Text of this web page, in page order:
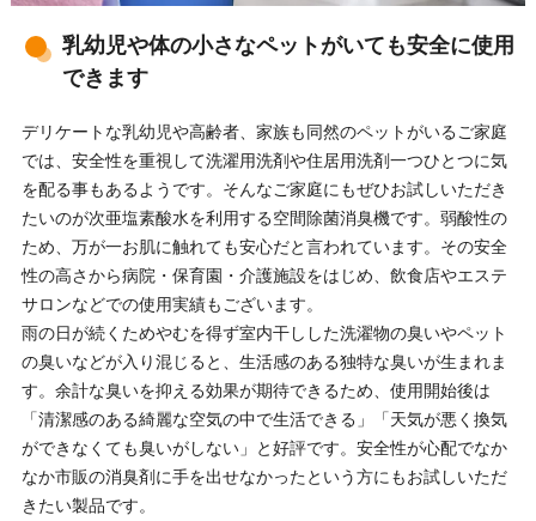
乳幼児や体の小さなペットがいても安全に使用
できます
デリケートな乳幼児や高齢者、家族も同然のペットがいるご家庭
では、安全性を重視して洗濯用洗剤や住居用洗剤一つひとつに気
を配る事もあるようです。そんなご家庭にもぜひお試しいただき
たいのが次亜塩素酸水を利用する空間除菌消臭機です。弱酸性の
ため、万が一お肌に触れても安心だと言われています。その安全
性の高さから病院・保育園・介護施設をはじめ、飲食店やエステ
サロンなどでの使用実績もございます。
雨の日が続くためやむを得ず室内干しした洗濯物の臭いやペット
の臭いなどが入り混じると、生活感のある独特な臭いが生まれま
す。余計な臭いを抑える効果が期待できるため、使用開始後は
「清潔感のある綺麗な空気の中で生活できる」「天気が悪く換気
ができなくても臭いがしない」と好評です。安全性が心配でなか
なか市販の消臭剤に手を出せなかったという方にもお試しいただ
きたい製品です。